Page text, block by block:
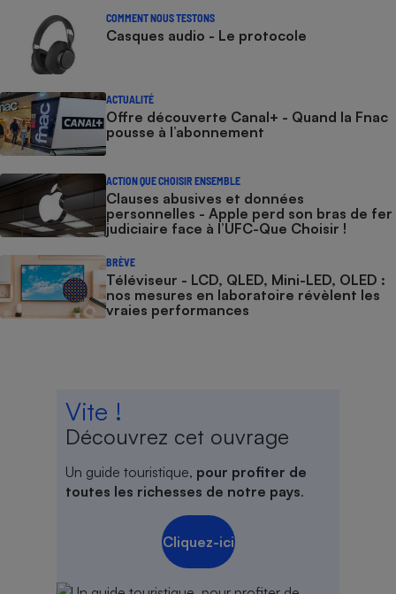
COMMENT NOUS TESTONS
Casques audio - Le protocole
ACTUALITÉ
Offre découverte Canal+ - Quand la Fnac
pousse à l’abonnement
ACTION QUE CHOISIR ENSEMBLE
Clauses abusives et données
personnelles - Apple perd son bras de fer
judiciaire face à l’UFC-Que Choisir !
BRÈVE
Téléviseur - LCD, QLED, Mini-LED, OLED :
nos mesures en laboratoire révèlent les
vraies performances
Vite !
Découvrez cet ouvrage
Un guide touristique, pour profiter de
toutes les richesses de notre pays.
Cliquez-ici